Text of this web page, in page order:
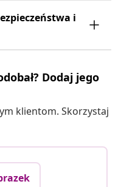
i
Dodaj jego
klientom. Skorzystaj